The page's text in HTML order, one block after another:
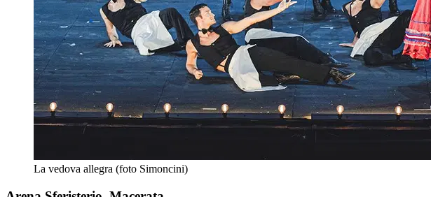
La vedova allegra (foto Simoncini)